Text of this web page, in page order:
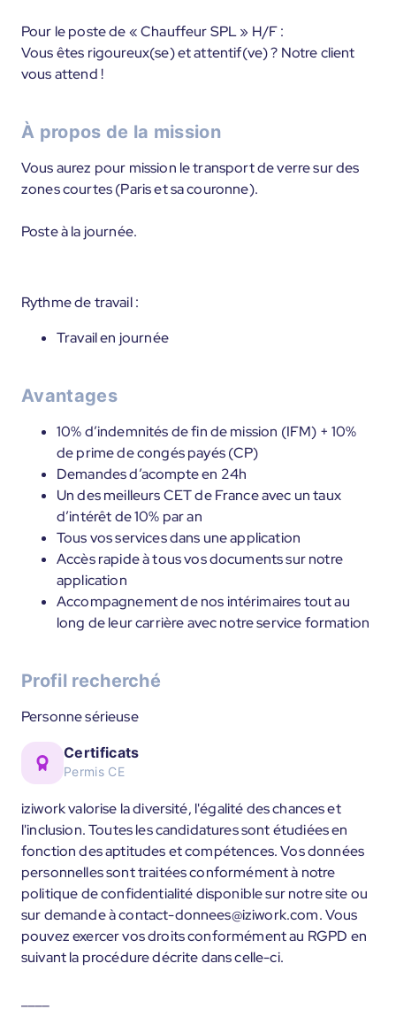
Pour le poste de « Chauffeur SPL » H/F :
Vous êtes rigoureux(se) et attentif(ve) ? Notre client
vous attend !
À propos de la mission
Vous aurez pour mission le transport de verre sur des
zones courtes (Paris et sa couronne).
Poste à la journée.
Rythme de travail :
Travail en journée
Avantages
10% d’indemnités de fin de mission (IFM) + 10%
de prime de congés payés (CP)
Demandes d’acompte en 24h
Un des meilleurs CET de France avec un taux
d’intérêt de 10% par an
Tous vos services dans une application
Accès rapide à tous vos documents sur notre
application
Accompagnement de nos intérimaires tout au
long de leur carrière avec notre service formation
Profil recherché
Personne sérieuse
Certificats
Permis CE
iziwork valorise la diversité, l'égalité des chances et
l'inclusion. Toutes les candidatures sont étudiées en
fonction des aptitudes et compétences. Vos données
personnelles sont traitées conformément à notre
politique de confidentialité disponible sur notre site ou
sur demande à contact-donnees@iziwork.com. Vous
pouvez exercer vos droits conformément au RGPD en
suivant la procédure décrite dans celle-ci.